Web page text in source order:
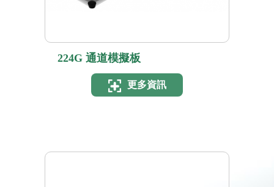
224G 通道模擬板
更多資訊